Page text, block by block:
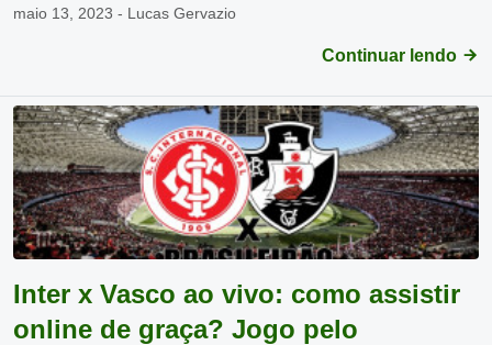
maio 13, 2023 - Lucas Gervazio
Continuar lendo
Inter x Vasco ao vivo: como assistir
online de graça? Jogo pelo